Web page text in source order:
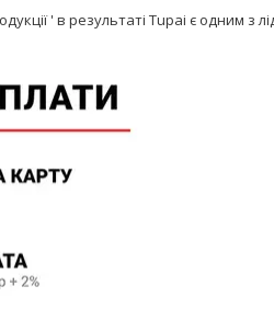
' в результаті Tupai є одним з